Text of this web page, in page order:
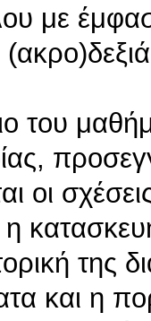
με
του
οι
η
της
και η